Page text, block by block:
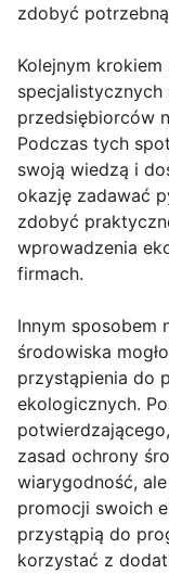
zdobyć
Kolejnym
przedsiębiorców
Podczas tych
swoją wiedzą i
okazję zadawać
zdobyć
wprowadzenia
firmach.
Innym sposobem
środowiska
przystąpienia do
ekologicznych.
zasad ochrony
wiarygodność,
promocji swoich
przystąpią do
korzystać z